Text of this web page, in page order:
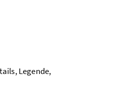
Legende,